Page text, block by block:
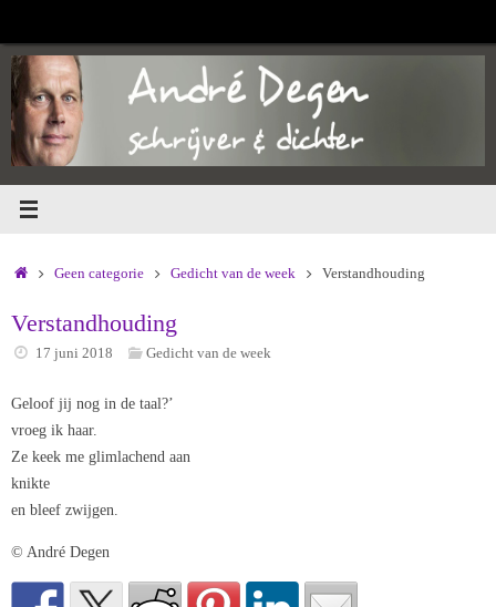
de
inhoud
HomeGeen categorie Gedicht van de week Verstandhouding
Verstandhouding
17 juni 2018 Gedicht van de week
Geloof jij nog in de taal?’
vroeg ik haar.
Ze keek me glimlachend aan
knikte
en bleef zwijgen.
© André Degen